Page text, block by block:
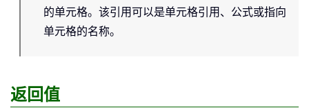
的单元格。该引用可以是单元格引用、公式或指向
单元格的名称。
返回值